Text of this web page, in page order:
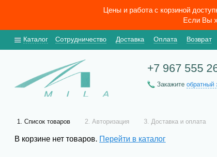
Цены и работа с корзиной
Если Вы
Каталог Сотрудничество Доставка Оплата Возврат
+7 967 555
Закажите обратный
Cписок товаров Авторизация Доставка и оплата
В корзине нет товаров. Перейти в каталог